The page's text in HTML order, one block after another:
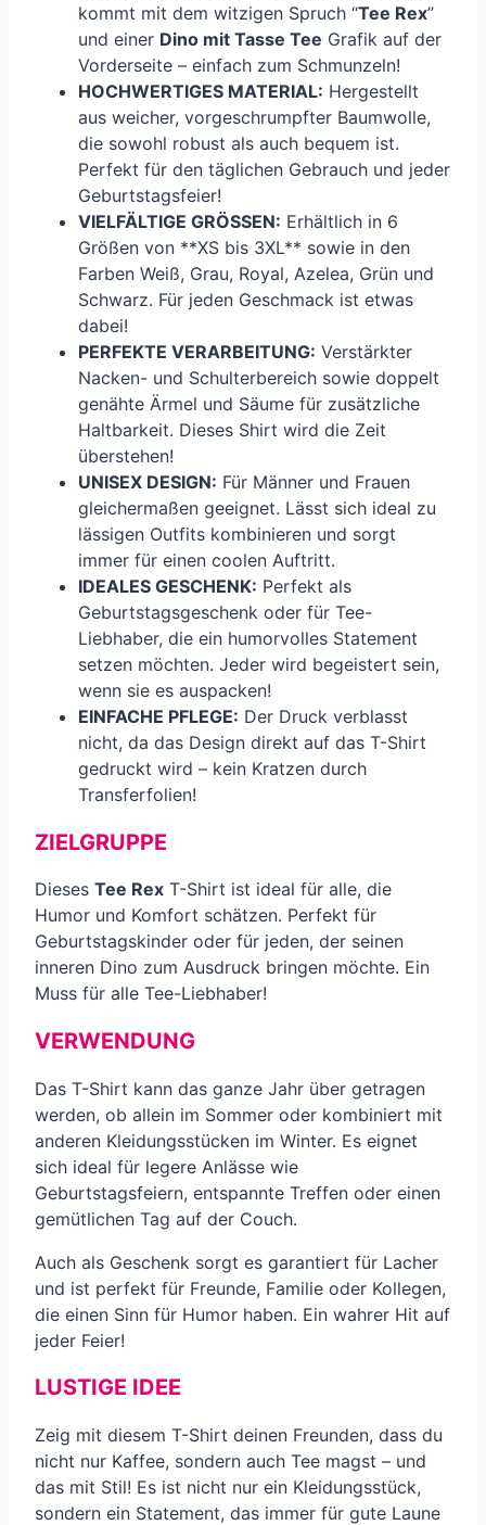
kommt mit dem witzigen Spruch “Tee Rex”
und einer Dino mit Tasse Tee Grafik auf der
Vorderseite – einfach zum Schmunzeln!
HOCHWERTIGES MATERIAL: Hergestellt
aus weicher, vorgeschrumpfter Baumwolle,
die sowohl robust als auch bequem ist.
Perfekt für den täglichen Gebrauch und jeder
Geburtstagsfeier!
VIELFÄLTIGE GRÖSSEN: Erhältlich in 6
Größen von **XS bis 3XL** sowie in den
Farben Weiß, Grau, Royal, Azelea, Grün und
Schwarz. Für jeden Geschmack ist etwas
dabei!
PERFEKTE VERARBEITUNG: Verstärkter
Nacken- und Schulterbereich sowie doppelt
genähte Ärmel und Säume für zusätzliche
Haltbarkeit. Dieses Shirt wird die Zeit
überstehen!
UNISEX DESIGN: Für Männer und Frauen
gleichermaßen geeignet. Lässt sich ideal zu
lässigen Outfits kombinieren und sorgt
immer für einen coolen Auftritt.
IDEALES GESCHENK: Perfekt als
Geburtstagsgeschenk oder für Tee-
Liebhaber, die ein humorvolles Statement
setzen möchten. Jeder wird begeistert sein,
wenn sie es auspacken!
EINFACHE PFLEGE: Der Druck verblasst
nicht, da das Design direkt auf das T-Shirt
gedruckt wird – kein Kratzen durch
Transferfolien!
ZIELGRUPPE
Dieses Tee Rex T-Shirt ist ideal für alle, die
Humor und Komfort schätzen. Perfekt für
Geburtstagskinder oder für jeden, der seinen
inneren Dino zum Ausdruck bringen möchte. Ein
Muss für alle Tee-Liebhaber!
VERWENDUNG
Das T-Shirt kann das ganze Jahr über getragen
werden, ob allein im Sommer oder kombiniert mit
anderen Kleidungsstücken im Winter. Es eignet
sich ideal für legere Anlässe wie
Geburtstagsfeiern, entspannte Treffen oder einen
gemütlichen Tag auf der Couch.
Auch als Geschenk sorgt es garantiert für Lacher
und ist perfekt für Freunde, Familie oder Kollegen,
die einen Sinn für Humor haben. Ein wahrer Hit auf
jeder Feier!
LUSTIGE IDEE
Zeig mit diesem T-Shirt deinen Freunden, dass du
nicht nur Kaffee, sondern auch Tee magst – und
das mit Stil! Es ist nicht nur ein Kleidungsstück,
sondern ein Statement, das immer für gute Laune